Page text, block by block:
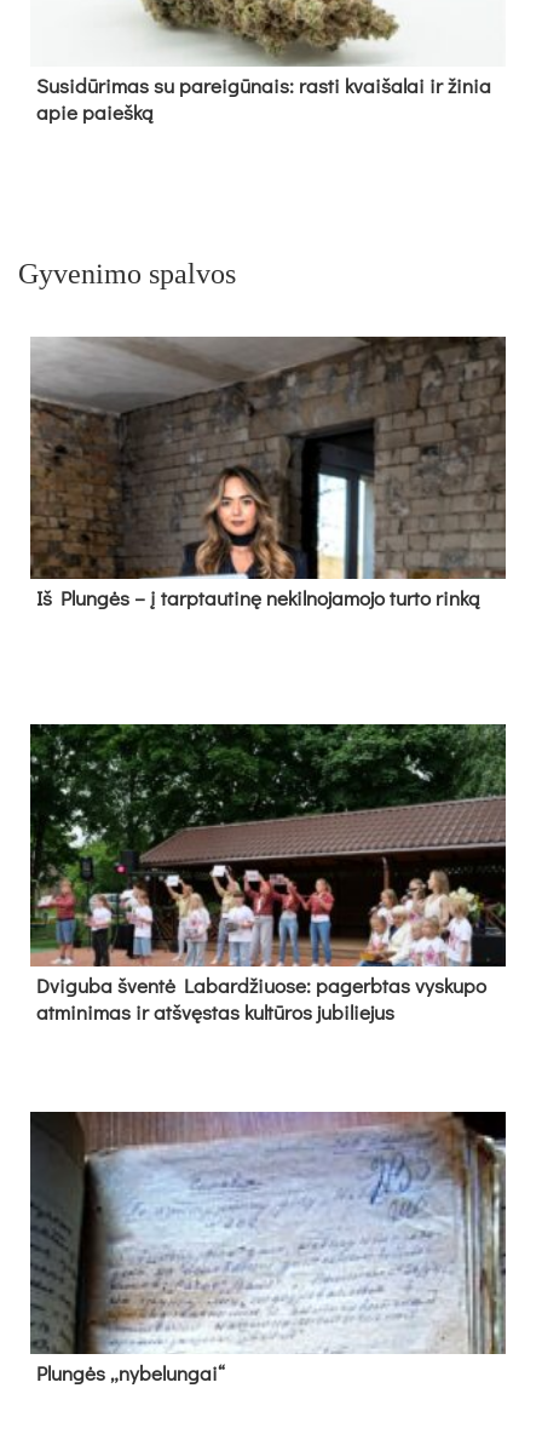
Su­si­dū­ri­mas su pa­rei­gū­nais: ras­ti kvai­ša­lai ir ži­nia
apie paieš­ką
Gyvenimo spalvos
Iš Plungės – į tarptautinę nekilnojamojo turto rinką
Dvi­gu­ba šven­tė La­bar­džiuo­se: pa­gerb­tas vys­ku­po
at­mi­ni­mas ir at­švęs­tas kul­tū­ros ju­bi­lie­jus
Plun­gės „ny­be­lun­gai“